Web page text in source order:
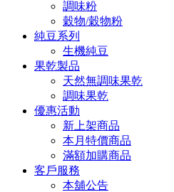
調味粉
穀物/穀物粉
純豆系列
生機純豆
果乾製品
天然無調味果乾
調味果乾
優惠活動
新上架商品
本月特價商品
滿額加購商品
客戶服務
本舖公告